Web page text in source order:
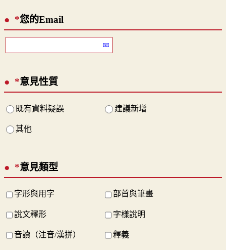
*您的Email
*意見性質
既有資料疑誤 建議新增
其他
*意見類型
字形與用字 部首與筆畫
說文釋形 字樣說明
音讀（注音/漢拼） 釋義